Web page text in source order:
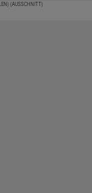
(AUSSCHNITT)